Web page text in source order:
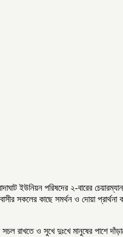
ইউনিয়ন পরিষদের ২-বারের
সকলের কাছে সমর্থন ও দোয়া প্রার্থনা
রাখতে ও সুখে দুঃখে মানুষের পাশে